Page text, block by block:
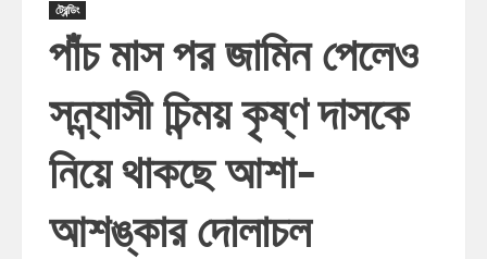
ট্রেন্ডিং
পাঁচ মাস পর জামিন পেলেও
সন্ন্যাসী চিন্ময় কৃষ্ণ দাসকে
নিয়ে থাকছে আশা-
আশঙ্কার দোলাচল